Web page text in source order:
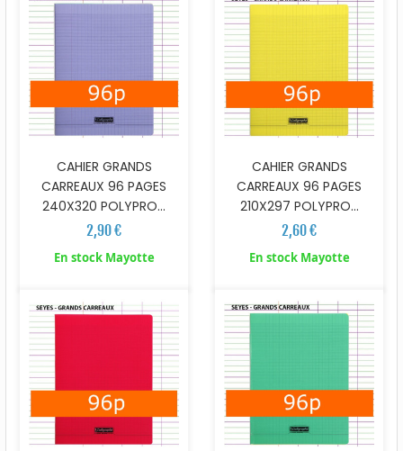
CAHIER GRANDS
CARREAUX 96 PAGES
240X320 POLYPRO...
2,90 €
En stock Mayotte
CAHIER GRANDS
CARREAUX 96 PAGES
210X297 POLYPRO...
2,60 €
En stock Mayotte